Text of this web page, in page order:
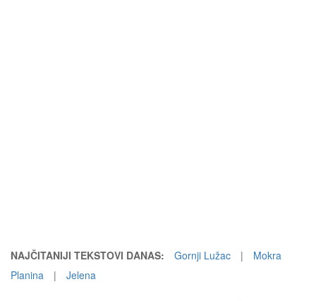
NAJČITANIJI TEKSTOVI DANAS: Gornji Lužac |
Mokra
Planina
| Jelena